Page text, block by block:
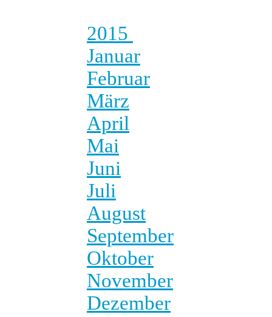
2015
Januar
Februar
März
April
Mai
Juni
Juli
August
September
Oktober
November
Dezember